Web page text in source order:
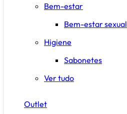
Bem-estar
Bem-estar sexual
Higiene
Sabonetes
Ver tudo
Outlet